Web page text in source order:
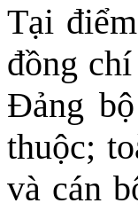
Tại
đồng
Đảng
thuộc;
và cán